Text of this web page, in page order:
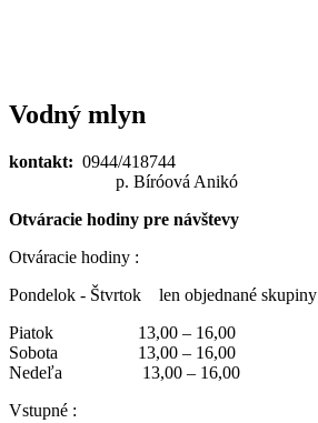
Vodný mlyn
kontakt: 0944/418744
p. Bíróová Anikó
Otváracie hodiny pre návštevy
Otváracie hodiny :
Pondelok - Štvrtok len objednané skupiny
Piatok 13,00 – 16,00
Sobota 13,00 – 16,00
Nedeľa 13,00 – 16,00
Vstupné :